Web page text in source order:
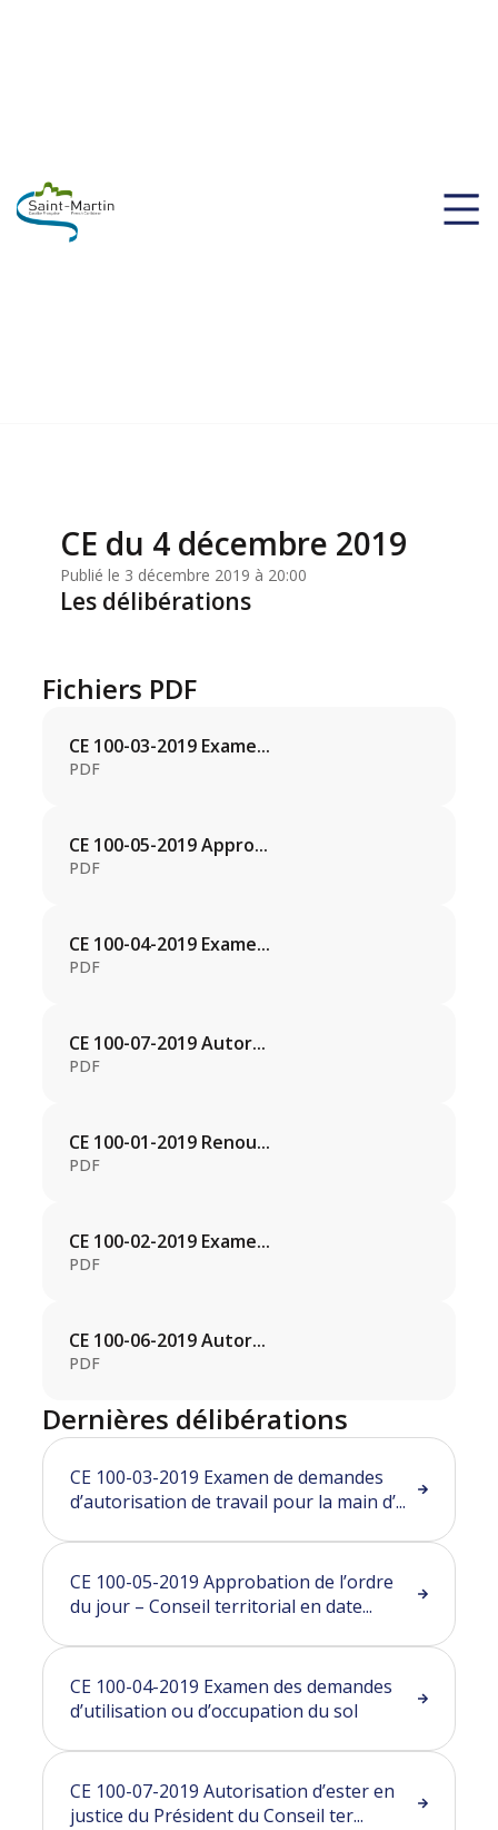
CE du 4 décembre 2019
Publié le 3 décembre 2019 à 20:00
Les délibérations
Fichiers PDF
CE 100-03-2019 Exame...
PDF
CE 100-05-2019 Appro...
PDF
CE 100-04-2019 Exame...
PDF
CE 100-07-2019 Autor...
PDF
CE 100-01-2019 Renou...
PDF
CE 100-02-2019 Exame...
PDF
CE 100-06-2019 Autor...
PDF
Dernières délibérations
CE 100-03-2019 Examen de demandes
d’autorisation de travail pour la main d’...
CE 100-05-2019 Approbation de l’ordre
du jour – Conseil territorial en date...
CE 100-04-2019 Examen des demandes
d’utilisation ou d’occupation du sol
CE 100-07-2019 Autorisation d’ester en
justice du Président du Conseil ter...